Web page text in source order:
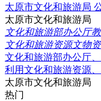
太原市文化和旅游局
太原市文化和旅游局
文化和旅游部办公厅
文化和旅游资源文物
文化和旅游部办公厅
利用文化和旅游资源
太原市文化和旅游局
热门